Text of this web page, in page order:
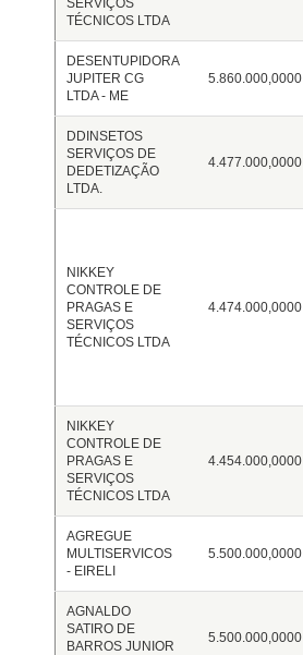
SERVIÇOS
TÉCNICOS LTDA
DESENTUPIDORA
JUPITER CG
LTDA - ME
5.860.000,0000
DDINSETOS
SERVIÇOS DE
DEDETIZAÇÃO
LTDA.
4.477.000,0000
NIKKEY
CONTROLE DE
PRAGAS E
SERVIÇOS
TÉCNICOS LTDA
4.474.000,0000
NIKKEY
CONTROLE DE
PRAGAS E
SERVIÇOS
TÉCNICOS LTDA
4.454.000,0000
AGREGUE
MULTISERVICOS
- EIRELI
5.500.000,0000
AGNALDO
SATIRO DE
BARROS JUNIOR
5.500.000,0000